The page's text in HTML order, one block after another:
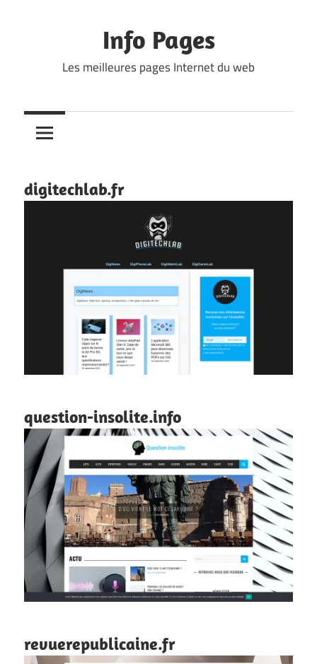
Info Pages
Les meilleures pages Internet du web
digitechlab.fr
question-insolite.info
revuerepublicaine.fr